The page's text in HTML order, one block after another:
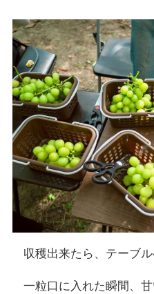
収穫出来たら、テーブ
一粒口に入れた瞬間、